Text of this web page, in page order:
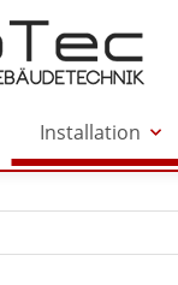
Installation